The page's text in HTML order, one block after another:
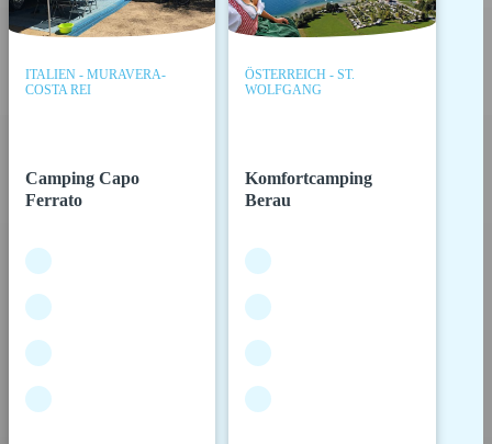
ITALIEN - MURAVERA-
COSTA REI
Camping Capo
Ferrato
ÖSTERREICH - ST.
WOLFGANG
Komfortcamping
Berau